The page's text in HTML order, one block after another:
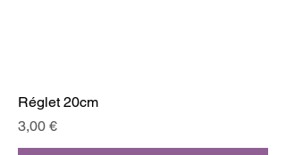
Réglet 20cm
Prix
3,00 €